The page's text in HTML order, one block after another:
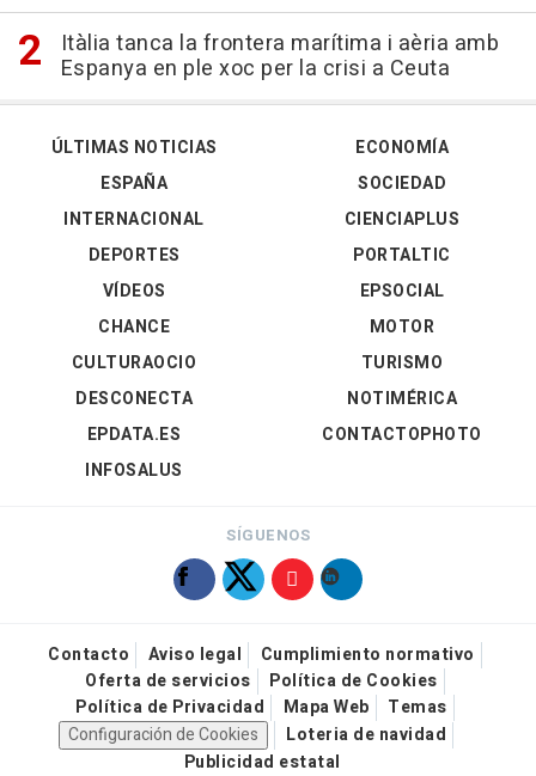
Itàlia tanca la frontera marítima i aèria amb
Espanya en ple xoc per la crisi a Ceuta
ÚLTIMAS NOTICIAS
ESPAÑA
INTERNACIONAL
DEPORTES
VÍDEOS
ECONOMÍA
SOCIEDAD
CIENCIAPLUS
PORTALTIC
EPSOCIAL
CHANCE
CULTURAOCIO
DESCONECTA
EPDATA.ES
INFOSALUS
MOTOR
TURISMO
NOTIMÉRICA
CONTACTOPHOTO
SÍGUENOS
Contacto Aviso legal
Cumplimiento normativo
Oferta de servicios
Política de Cookies
Política de Privacidad
Mapa Web
Temas
Configuración de Cookies
Loteria de navidad
Publicidad estatal